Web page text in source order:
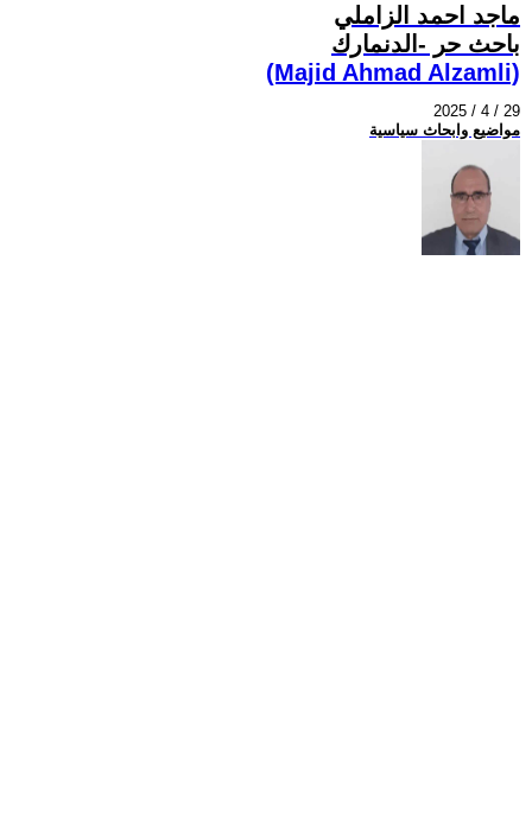
ماجد احمد الزاملي
باحث حر -الدنمارك
(Majid Ahmad Alzamli)
2025 / 4 / 29
مواضيع وابحاث سياسية